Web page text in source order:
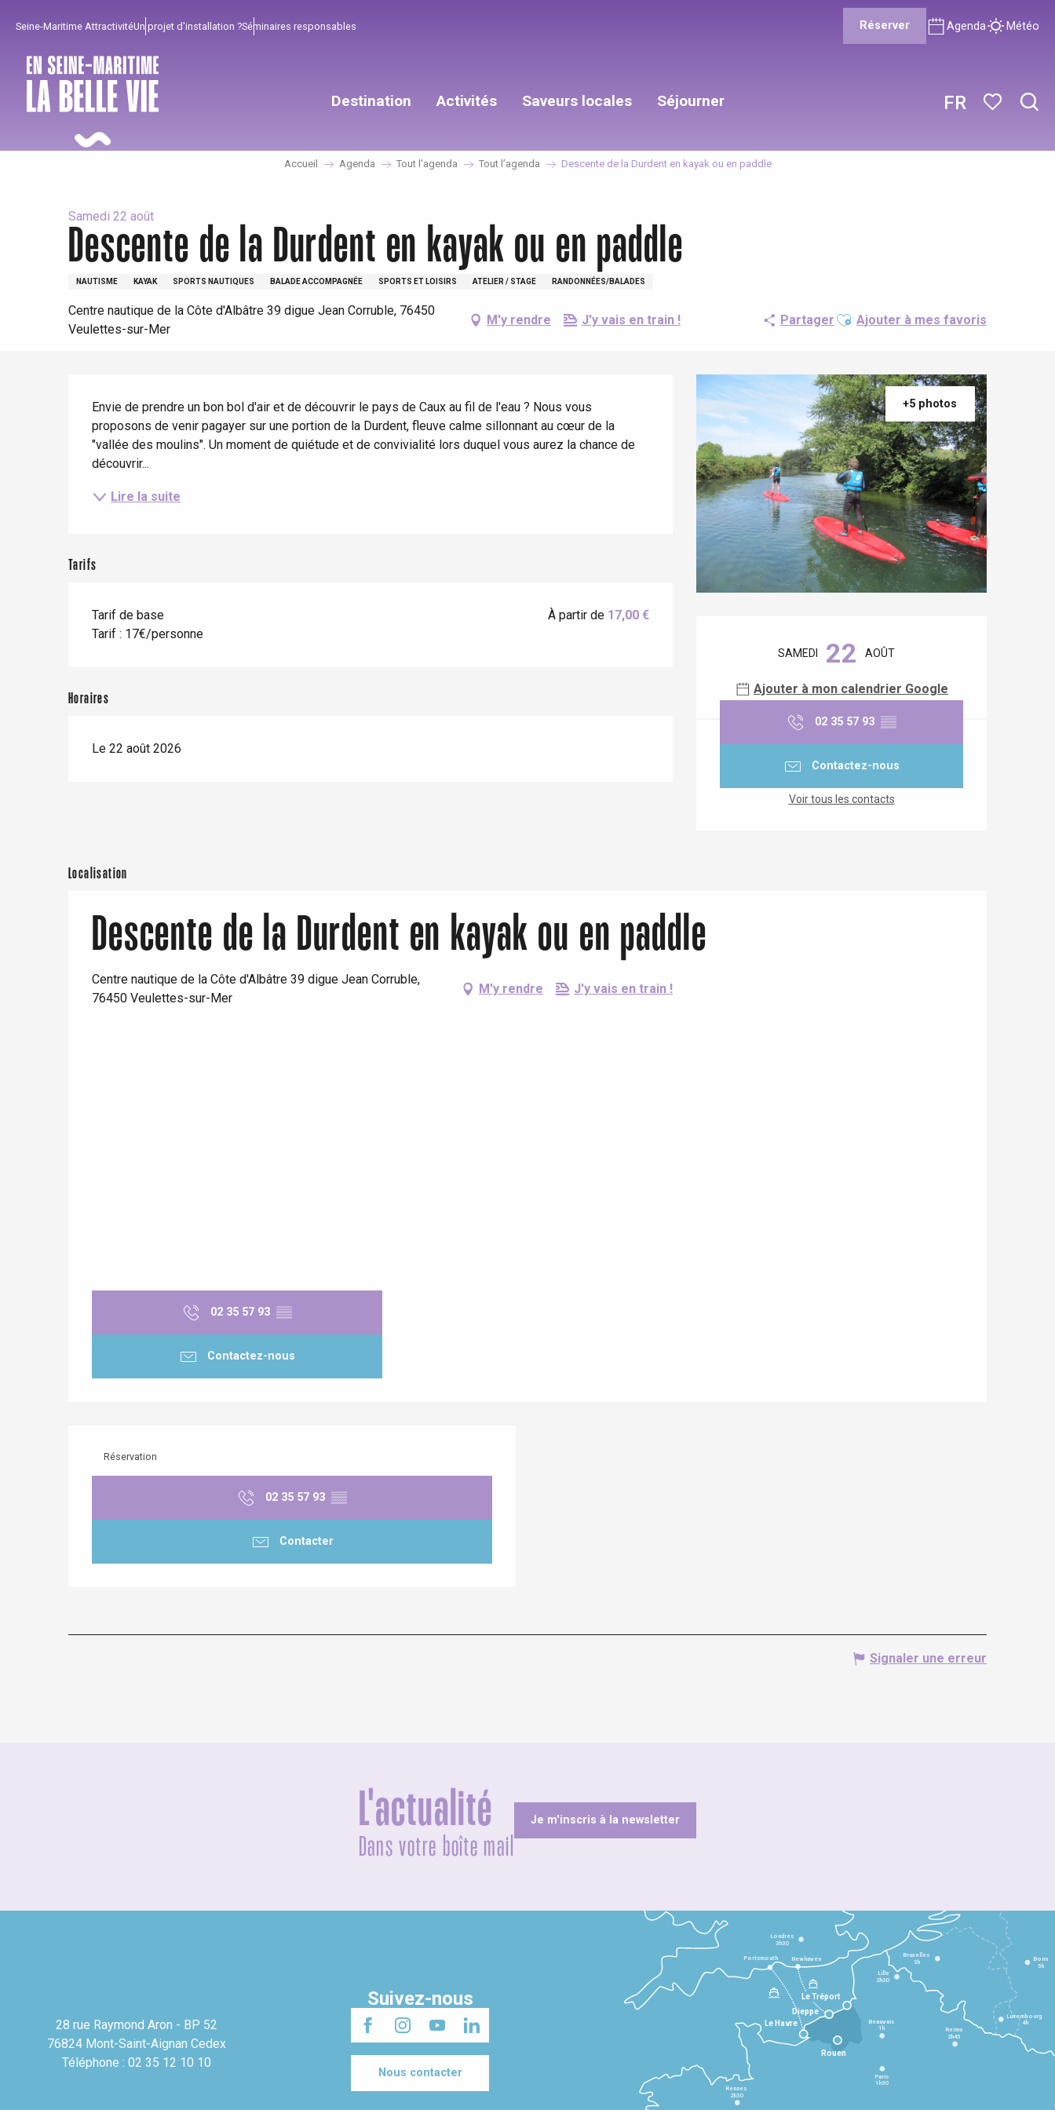
principal
FR
Seine-Maritime AttractivitéUn projet d'installation ?Séminaires responsables Réserver Agenda Météo
Destination
Offranville
Buchy
Rouen
Activités
Pour profiter
Tout l'agenda
Avec les enfants
Entre amis
Saveurs locales
Incontournables
Lieux branchés
Séjourner
Bien de chez nous !
Séjours en bord de
Accueil Agenda Tout l’agenda Tout l’agenda Descente de la Durdent en kayak ou en paddle
Samedi 22 août
Descente de la Durdent en kayak ou en paddle
NAUTISME KAYAK SPORTS NAUTIQUES BALADE ACCOMPAGNÉE SPORTS ET LOISIRS ATELIER / STAGE RANDONNÉES/BALADES
Centre nautique de la Côte d'Albâtre 39 digue Jean Corruble, 76450
Veulettes-sur-Mer
M'y rendre J'y vais en train ! Partager Ajouter aux favoris
Ajouter à mes favoris
+5 photos
SAMEDI 22 AOÛT
Ajouter à mon calendrier Google
02 35 57 93 ▒▒
Contactez-nous
Voir tous les contacts
Envie de prendre un bon bol d'air et de découvrir le pays de Caux au fil de l'eau ? Nous vous
proposons de venir pagayer sur une portion de la Durdent, fleuve calme sillonnant au cœur de la
"vallée des moulins". Un moment de quiétude et de convivialité lors duquel vous aurez la chance de
découvrir...
Lire la suite
Tarifs
Tarif de base À partir de 17,00 €
Tarif : 17€/personne
Horaires
Le 22 août 2026
Localisation
Descente de la Durdent en kayak ou en paddle
Centre nautique de la Côte d'Albâtre 39 digue Jean Corruble,
76450 Veulettes-sur-Mer
M'y rendre J'y vais en train !
02 35 57 93 ▒▒
Contactez-nous
Réservation
02 35 57 93 ▒▒
Contacter
Signaler une erreur
L'actualité
Dans votre boîte mail
Je m'inscris à la newsletter
28 rue Raymond Aron - BP 52
76824 Mont-Saint-Aignan Cedex
Téléphone : 02 35 12 10 10
Suivez-nous
Nous contacter
Le Havre
Dieppe
Le Tréport
Rennes
2h30
Paris
1h30
Beauvais
1h Reims
2h45
Lille
2h30
Bruxelles
3h
Londres
3h30
Newhaven
Portsmouth Bonn
5h
Luxembourg
4h
Rouen